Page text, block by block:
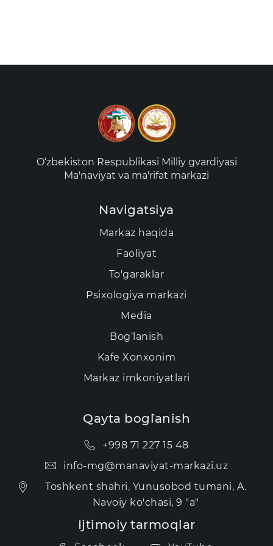
O‘zbekiston Respublikasi Milliy gvardiyasi
Ma'naviyat va ma'rifat markazi
Navigatsiya
Markaz haqida
Faoliyat
To'garaklar
Psixologiya markazi
Media
Bog‘lanish
Kаfе Xonxonim
Markaz imkoniyatlari
Qayta bog`lanish
+998 71 227 15 48
info-mg@manaviyat-markazi.uz
Toshkent shahri, Yunusobod tumani, A.
Navoiy ko'chasi, 9 "a"
Ijtimoiy tarmoqlar